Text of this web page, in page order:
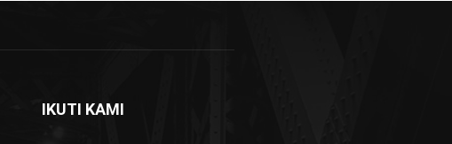
IKUTI KAMI